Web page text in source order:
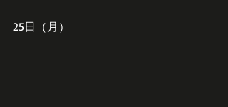
25日（月）